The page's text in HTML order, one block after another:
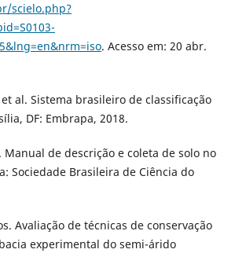
scielo.php?
. Acesso em: 20 abr.
et al. Sistema brasileiro de classificação
DF: Embrapa, 2018.
Manual de descrição e coleta de solo no
Sociedade Brasileira de Ciência do
Avaliação de técnicas de conservação
experimental do semi-árido